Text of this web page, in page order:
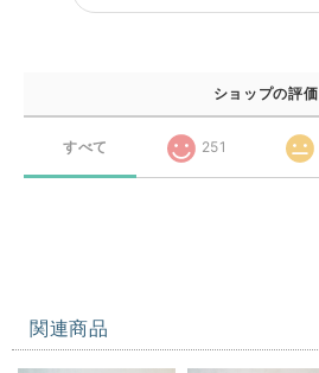
ショップの評価
すべて 251
関連商品